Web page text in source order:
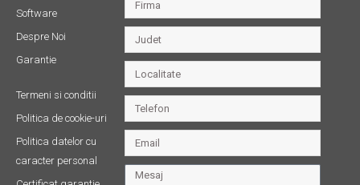
Software
Despre Noi
Garantie
Termeni si conditii
Politica de cookie-uri
Politica datelor cu
caracter personal